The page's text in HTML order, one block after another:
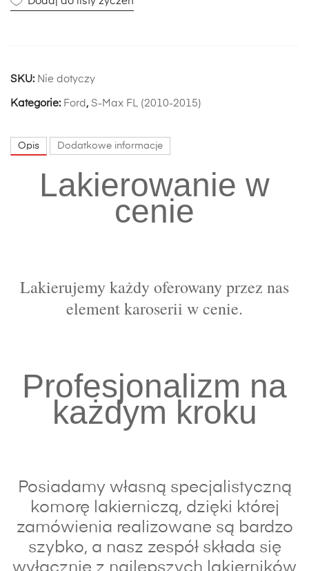
SKU: Nie dotyczy
Kategorie: Ford , S-Max FL (2010-2015)
Opis Dodatkowe informacje
Lakierowanie w
cenie
Lakierujemy każdy oferowany przez nas
element karoserii w cenie.
Profesjonalizm na
każdym kroku
Posiadamy własną specjalistyczną
komorę lakierniczą, dzięki której
zamówienia realizowane są bardzo
szybko, a nasz zespół składa się
wyłącznie z najlepszych lakierników